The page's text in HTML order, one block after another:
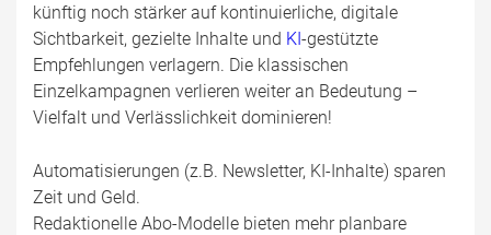
künftig noch stärker auf kontinuierliche, digitale
Sichtbarkeit, gezielte Inhalte und KI-gestützte
Empfehlungen verlagern. Die klassischen
Einzelkampagnen verlieren weiter an Bedeutung –
Vielfalt und Verlässlichkeit dominieren!
Automatisierungen (z.B. Newsletter, KI-Inhalte) sparen
Zeit und Geld.
Redaktionelle Abo-Modelle bieten mehr planbare